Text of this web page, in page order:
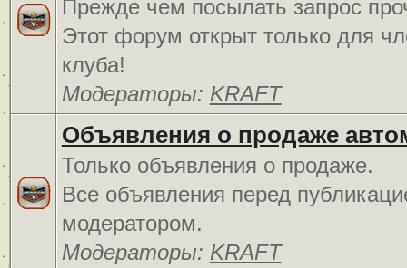
Прежде чем посылать запрос
Этот форум открыт только для
клуба!
Модераторы: KRAFT
Объявления о продаже
Только объявления о продаже.
Все объявления перед
модератором.
Модераторы: KRAFT